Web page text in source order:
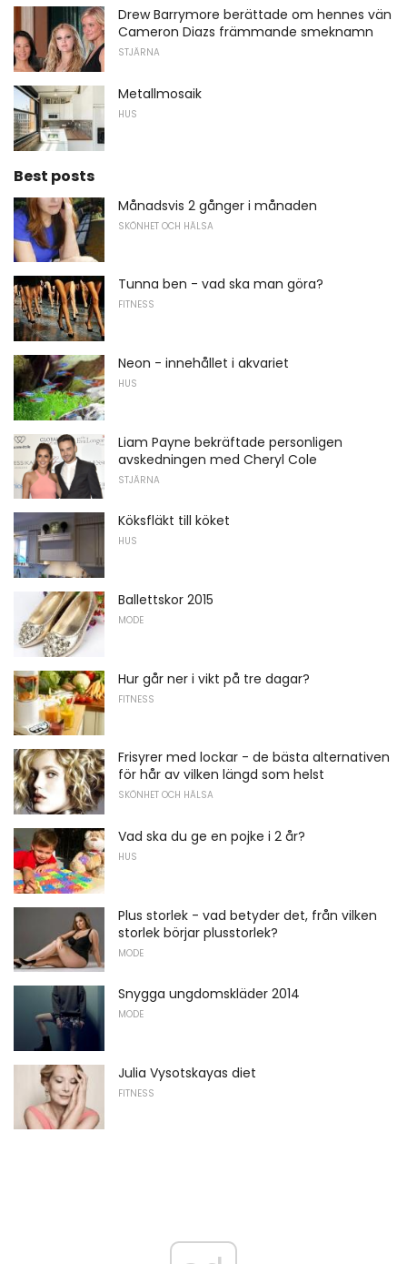
Drew Barrymore berättade om hennes vän
Cameron Diazs främmande smeknamn
STJÄRNA
Metallmosaik
HUS
Best posts
Månadsvis 2 gånger i månaden
SKÖNHET OCH HÄLSA
Tunna ben - vad ska man göra?
FITNESS
Neon - innehållet i akvariet
HUS
Liam Payne bekräftade personligen
avskedningen med Cheryl Cole
STJÄRNA
Köksfläkt till köket
HUS
Ballettskor 2015
MODE
Hur går ner i vikt på tre dagar?
FITNESS
Frisyrer med lockar - de bästa alternativen
för hår av vilken längd som helst
SKÖNHET OCH HÄLSA
Vad ska du ge en pojke i 2 år?
HUS
Plus storlek - vad betyder det, från vilken
storlek börjar plusstorlek?
MODE
Snygga ungdomskläder 2014
MODE
Julia Vysotskayas diet
FITNESS